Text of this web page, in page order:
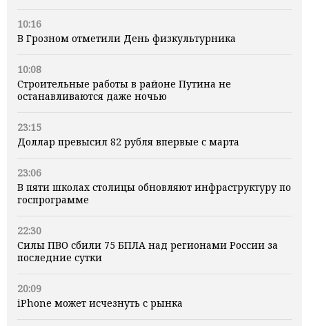
10:16
В Грозном отметили День физкультурника
10:08
Строительные работы в районе Путина не
останавливаются даже ночью
23:15
Доллар превысил 82 рубля впервые с марта
23:06
В пяти школах столицы обновляют инфраструктуру по
госпрограмме
22:30
Силы ПВО сбили 75 БПЛА над регионами России за
последние сутки
20:09
iPhone может исчезнуть с рынка